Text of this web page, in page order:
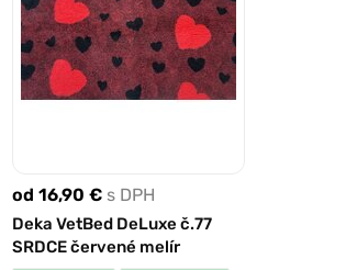
od 16,90 € s DPH
Deka VetBed DeLuxe č.77
SRDCE červené melír